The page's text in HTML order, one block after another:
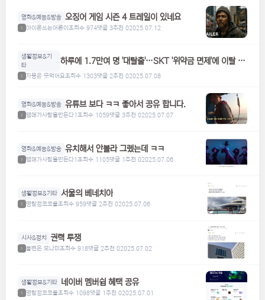
영화&예능&방송 오징어 게임 시즌 4 트레일이 있네요
1 아이폰쓰는어른이 조회수 974댓글 3추천 02025.07.12
생활정보&기
타
하루에 1.7만여 명 '대탈출'…SKT '위약금 면제'에 이탈 급
1 자몽은 못먹어요조회수 1303댓글 2추천 02025.07.08
영화&예능&방송 유튜브 보다 ㅋㅋ 좋아서 공유 합니다.
1 맴매가사람을만든다1조회수 1059댓글 3추천 02025.07.07
영화&예능&방송 유치해서 안볼라 그랬는데 ㅋㅋ
1 맴매가사람을만든다1조회수 1105댓글 1추천 02025.07.06
생활정보&기타 서울의 베네치아
1 명탐정코코볼조회수 959댓글 2추천 02025.07.06
시사&정치 권력 투쟁
1 볼펜은 모나미 조회수 918댓글 2추천 02025.07.02
생활정보&기타 네이버 멤버쉽 혜택 공유
1 명탐정코코볼조회수 1098댓글 1추천 02025.07.01